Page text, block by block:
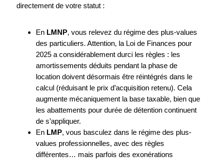
directement de votre statut :
En LMNP, vous relevez du régime des plus-values
des particuliers. Attention, la Loi de Finances pour
2025 a considérablement durci les règles : les
amortissements déduits pendant la phase de
location doivent désormais être réintégrés dans le
calcul (réduisant le prix d’acquisition retenu). Cela
augmente mécaniquement la base taxable, bien que
les abattements pour durée de détention continuent
de s’appliquer.
En LMP, vous basculez dans le régime des plus-
values professionnelles, avec des règles
différentes… mais parfois des exonérations